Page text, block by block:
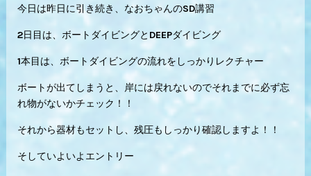
今日は昨日に引き続き、なおちゃんのSD講習
2日目は、ボートダイビングとDEEPダイビング
1本目は、ボートダイビングの流れをしっかりレクチャー
ボートが出てしまうと、岸には戻れないのでそれまでに必ず忘
れ物がないかチェック！！
それから器材もセットし、残圧もしっかり確認しますよ！！
そしていよいよエントリー